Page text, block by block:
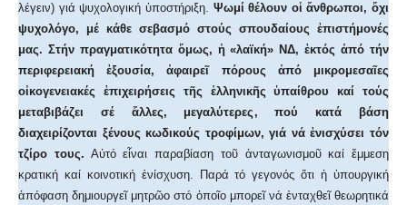
λέγειν) γιά ψυχολογική ὑποστήριξη. Ψωμί θέλουν οἱ ἄνθρωποι, ὄχι
ψυχολόγο, μέ κάθε σεβασμό στούς σπουδαίους ἐπιστήμονές
μας. Στήν πραγματικότητα ὅμως, ἡ «λαϊκή» ΝΔ, ἐκτός ἀπό τήν
περιφερειακή ἐξουσία, ἀφαιρεῖ πόρους ἀπό μικρομεσαῖες
οἰκογενειακές ἐπιχειρήσεις τῆς ἑλληνικῆς ὑπαίθρου καί τούς
μεταβιβάζει σέ ἄλλες, μεγαλύτερες, πού κατά βάση
διαχειρίζονται ξένους κωδικούς τροφίμων, γιά νά ἐνισχύσει τόν
τζίρο τους. Αὐτό εἶναι παραβίαση τοῦ ἀνταγωνισμοῦ καί ἔμμεση
κρατική καί κοινοτική ἐνίσχυση. Παρά τό γεγονός ὅτι ἡ ὑπουργική
ἀπόφαση δημιουργεῖ μητρῶο στό ὁποῖο μπορεῖ νά ἐνταχθεῖ θεωρητικά